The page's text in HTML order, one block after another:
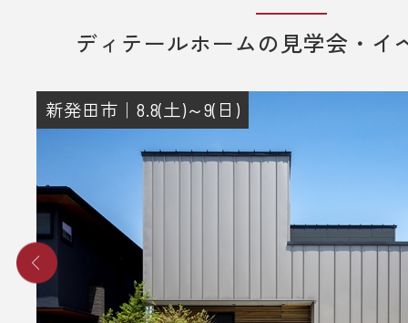
1. 当フォームからご予約いただきま
2. 当日ご来場いただきます。
その際に住所のご記入をお願いいた
4. 後日、弊社からプレゼントをメー
送りさせていただきます。
■ その他、プレゼントに関する注意
・初めてディテールホームグループ
いただく方のみ対象とさせていだき
・弊社での住宅建築やリフォームな
ディテールホームの見学会・イ
新発田市｜8.8(土)～9(日)